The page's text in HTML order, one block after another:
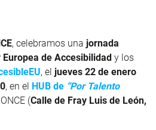
, celebramos una jornada
Europea de Accesibilidad y los
, el jueves 22 de enero
, en el HUB de “Por Talento
(Calle de Fray Luis de León,